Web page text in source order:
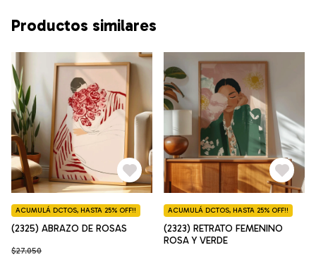
Productos similares
(2325) ABRAZO DE ROSAS
$27.050
ACUMULÁ DCTOS, HASTA 25% OFF!!
(2323) RETRATO FEMENINO
ROSA Y VERDE
ACUMULÁ DCTOS, HASTA 25% OFF!!